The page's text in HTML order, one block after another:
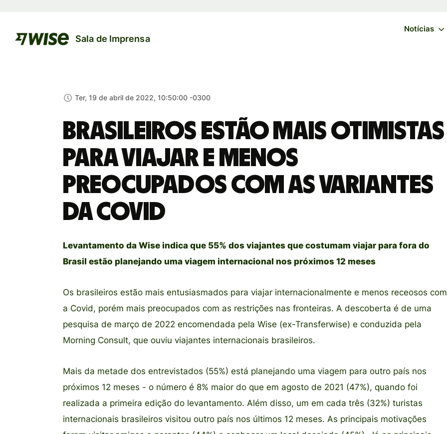
Sala de Imprensa
Notícias
Ter, 19 de abril de 2022, 10:50:00 -0300
Brasileiros estão mais otimistas
para viajar e menos
preocupados com as variantes
da Covid
Levantamento da Wise indica que 55% dos viajantes que costumam viajar para fora do
Brasil estão planejando uma viagem internacional nos próximos 12 meses
Os brasileiros estão mais entusiasmados para viajar internacionalmente e menos receosos com
a Covid, porém mais preocupados com as restrições nas fronteiras. A descoberta é de uma
pesquisa de março de 2022 encomendada pela Wise (ex-Transferwise) e conduzida pela
Morning Consult, que ouviu viajantes internacionais brasileiros.
Mais da metade dos entrevistados (55%) está planejando uma viagem para outro país nos
próximos 12 meses - o número é 8% maior do que em agosto de 2021 (47%), quando foi
realizada a primeira edição do levantamento. Além disso, um em cada três (32%) turistas
internacionais brasileiros visitou outro país nos últimos 12 meses. As principais motivações